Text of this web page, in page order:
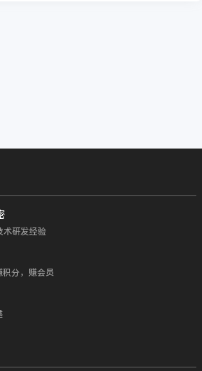
术研发经验
积分，赚会员